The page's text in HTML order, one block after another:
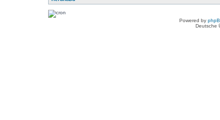
Powered by
Deutsche